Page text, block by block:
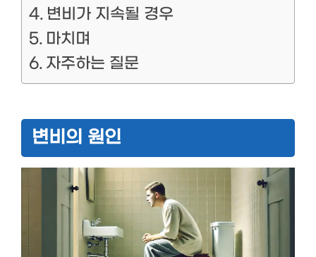
변비가 지속될 경우
마치며
자주하는 질문
변비의 원인